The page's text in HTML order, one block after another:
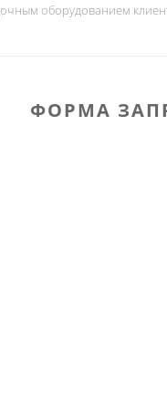
оборудованием
ФОРМА